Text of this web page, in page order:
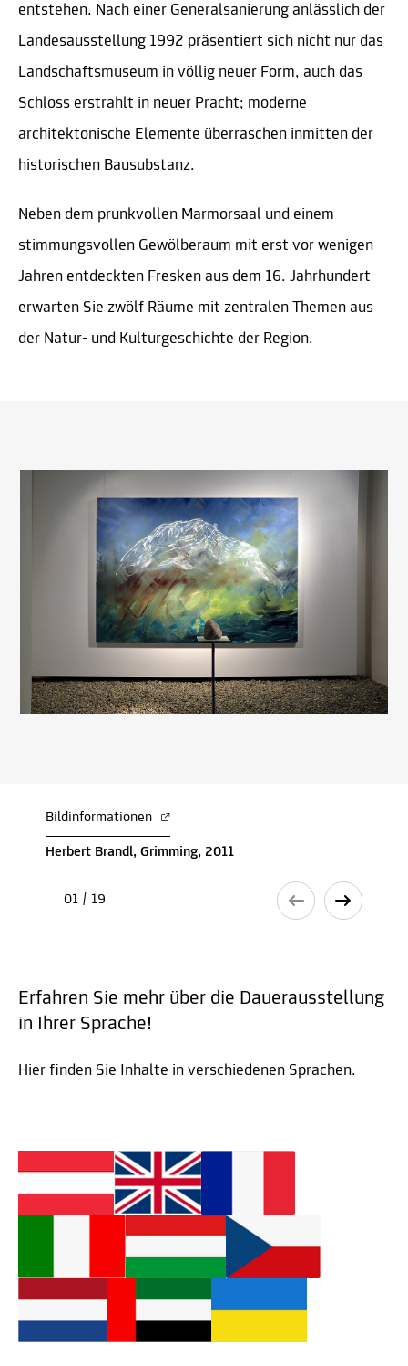
entstehen. Nach einer Generalsanierung anlässlich der
Landesausstellung 1992 präsentiert sich nicht nur das
Landschaftsmuseum in völlig neuer Form, auch das
Schloss erstrahlt in neuer Pracht; moderne
architektonische Elemente überraschen inmitten der
historischen Bausubstanz.
Neben dem prunkvollen Marmorsaal und einem
stimmungsvollen Gewölberaum mit erst vor wenigen
Jahren entdeckten Fresken aus dem 16. Jahrhundert
erwarten Sie zwölf Räume mit zentralen Themen aus
der Natur- und Kulturgeschichte der Region.
Bildinformationen
Herbert Brandl, Grimming, 2011
01 / 19
Erfahren Sie mehr über die Dauerausstellung
in Ihrer Sprache!
Hier finden Sie Inhalte in verschiedenen Sprachen.